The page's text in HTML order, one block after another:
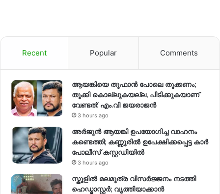
Recent Popular Comments
ആയങ്കിയെ തൂഫാൻ പോലെ തൂക്കണം;
തൂക്കി കൊല്ലുകയല്ല, പിടിക്കുകയാണ്
വേണ്ടത്: എം.വി ജയരാജൻ
3 hours ago
അർജുൻ ആയങ്കി ഉപയോഗിച്ച വാഹനം
കണ്ടെത്തി; കണ്ണൂരിൽ ഉപേക്ഷിക്കപ്പെട്ട കാർ
പോലീസ് കസ്റ്റഡിയിൽ
3 hours ago
സ്കൂളിൽ മലമൂത്ര വിസർജ്ജനം നടത്തി
ഹെഡ്മാസ്റ്റർ; വൃത്തിയാക്കാൻ